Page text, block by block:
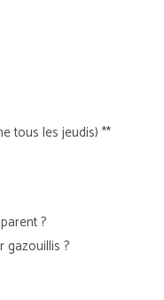
tous les jeudis) **
?
gazouillis ?